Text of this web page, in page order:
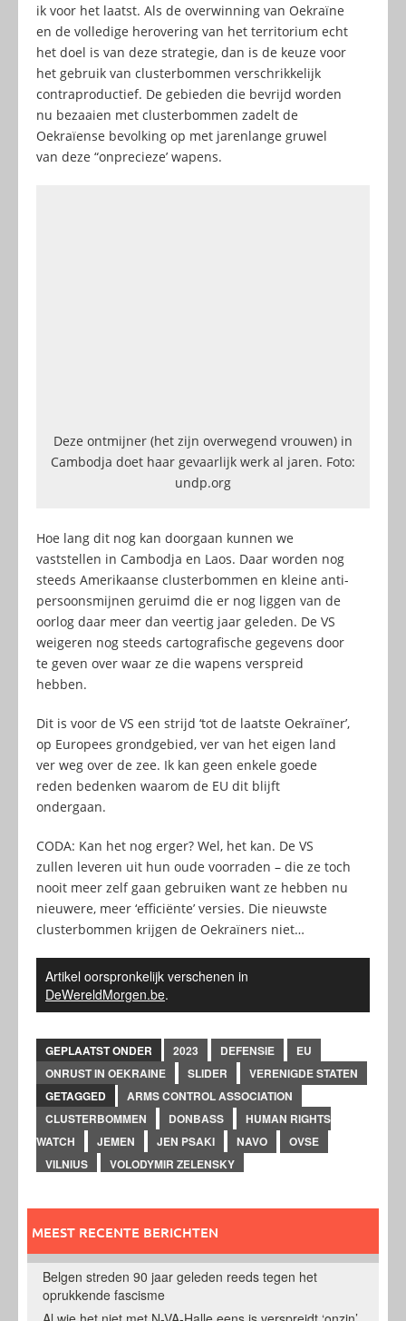
ik voor het laatst. Als de overwinning van Oekraïne
en de volledige herovering van het territorium echt
het doel is van deze strategie, dan is de keuze voor
het gebruik van clusterbommen verschrikkelijk
contraproductief. De gebieden die bevrijd worden
nu bezaaien met clusterbommen zadelt de
Oekraïense bevolking op met jarenlange gruwel
van deze “onprecieze’ wapens.
Deze ontmijner (het zijn overwegend vrouwen) in
Cambodja doet haar gevaarlijk werk al jaren. Foto:
undp.org
Hoe lang dit nog kan doorgaan kunnen we
vaststellen in Cambodja en Laos. Daar worden nog
steeds Amerikaanse clusterbommen en kleine anti-
persoonsmijnen geruimd die er nog liggen van de
oorlog daar meer dan veertig jaar geleden. De VS
weigeren nog steeds cartografische gegevens door
te geven over waar ze die wapens verspreid
hebben.
Dit is voor de VS een strijd ‘tot de laatste Oekraïner’,
op Europees grondgebied, ver van het eigen land
ver weg over de zee. Ik kan geen enkele goede
reden bedenken waarom de EU dit blijft
ondergaan.
CODA: Kan het nog erger? Wel, het kan. De VS
zullen leveren uit hun oude voorraden – die ze toch
nooit meer zelf gaan gebruiken want ze hebben nu
nieuwere, meer ‘efficiënte’ versies. Die nieuwste
clusterbommen krijgen de Oekraïners niet…
Artikel oorspronkelijk verschenen in
DeWereldMorgen.be.
GEPLAATST ONDER 2023 DEFENSIE
EU
ONRUST IN OEKRAINE
SLIDER
VERENIGDE STATEN
GETAGGED
ARMS CONTROL ASSOCIATION
CLUSTERBOMMEN
DONBASS
HUMAN RIGHTS
WATCH
JEMEN JEN PSAKI NAVO
OVSE
VILNIUS
VOLODYMIR ZELENSKY
MEEST RECENTE BERICHTEN
Belgen streden 90 jaar geleden reeds tegen het
oprukkende fascisme